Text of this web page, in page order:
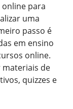
para
uma
passo é
em ensino
online.
materiais de
quizzes e